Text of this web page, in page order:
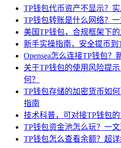
TP钱包代币资产不显示？
TP钱包转账是什么网络？
美国TP钱包，合规框架下
新手实操指南，安全提币
Opensea怎么连接TP钱包？
关于TP钱包的使用风险提
何？
TP钱包存储的加密货币如
指南
技术科普，可对接TP钱包
TP钱包资金池怎么玩？一
TP钱包怎么查看余额？超